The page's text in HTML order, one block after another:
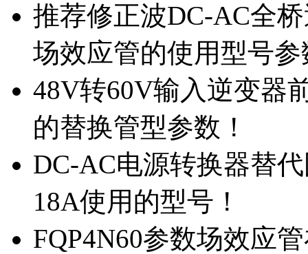
推荐修正波DC-AC全
场效应管的使用型号参
48V转60V输入逆变器
的替换管型参数！
DC-AC电源转换器替
18A使用的型号！
FQP4N60参数场效应